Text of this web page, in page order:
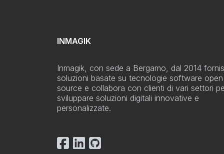
INMAGIK
Inmagik, con sede a Bergamo, dal 2014
soluzioni basate su tecnologie software open
source e collabora con clienti di vari settori
sviluppare soluzioni digitali innovative e
personalizzate.